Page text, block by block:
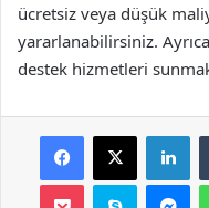
ücretsiz veya düşük
yararlanabilirsiniz.
destek hizmetleri
Facebook
X
Pocket Skype